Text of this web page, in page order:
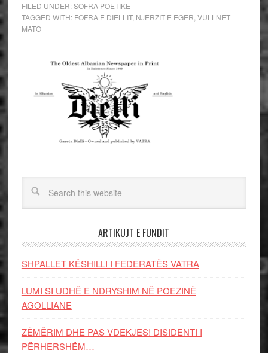
FILED UNDER:SOFRA POETIKE
TAGGED WITH: FOFRA E DIELLIT, NJERZIT E EGER VULLNET
MATO
ARTIKUJT E FUNDIT
SHPALLET KËSHILLI I FEDERATËS VATRA
LUMI SI UDHË E NDRYSHIM NË POEZINË
AGOLLIANE
ZËMËRIM DHE PAS VDEKJES! DISIDENTI I
PËRHERSHËM…